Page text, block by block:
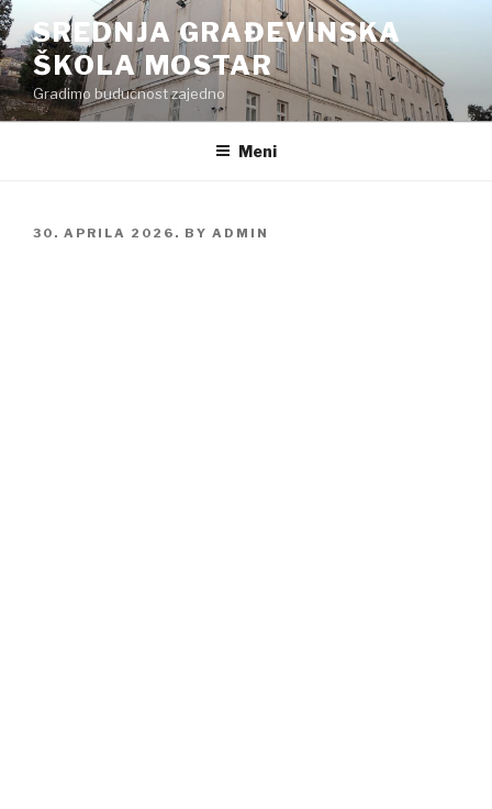
Preskoči
na
sadržaj
SREDNJA GRAĐEVINSKA
ŠKOLA MOSTAR
Gradimo budućnost zajedno
Meni
POSTED
30. APRILA 2026. BY ADMIN